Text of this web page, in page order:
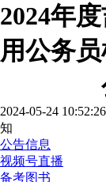
2024年
用公务
2024-05-24 10:52:26
知
公告信息
视频号直播
备考图书